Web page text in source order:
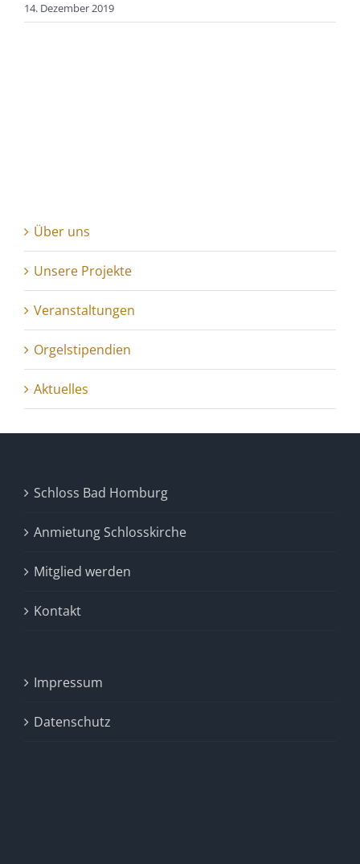
14. Dezember 2019
Über uns
Unsere Projekte
Veranstaltungen
Orgelstipendien
Aktuelles
Schloss Bad Homburg
Anmietung Schlosskirche
Mitglied werden
Kontakt
Impressum
Datenschutz